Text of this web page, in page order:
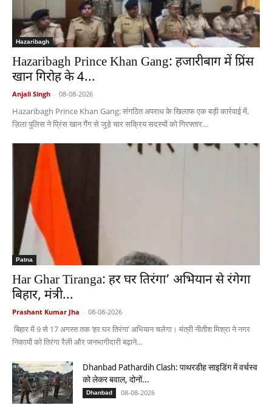
Hazaribagh
Hazaribagh Prince Khan Gang: हजारीबाग में प्रिंस
खान गिरोह के 4...
Anjali Singh - 08-08-2026
Hazaribagh Prince Khan Gang: संगठित अपराध के खिलाफ एक बड़ी कार्रवाई में,
ज़िला पुलिस ने प्रिंस खान गैंग से जुड़े चार सक्रिय सदस्यों को गिरफ्तार...
Patna
Har Ghar Tiranga: हर घर तिरंगा’ अभियान से रंगेगा
बिहार, मंत्री...
Prashant Kumar Jha - 08-08-2026
बिहार में 9 से 17 अगस्त तक ‘हर घर तिरंगा’ अभियान चलेगा। मंत्री नीतीश मिश्रा ने नगर
निकायों को तिरंगा रैली और जनभागीदारी बढ़ाने...
Dhanbad Pathardih Clash: पाथरडीह साइडिंग में वर्चस्व
को लेकर बवाल, दोनों...
Dhanbad 08-08-2026